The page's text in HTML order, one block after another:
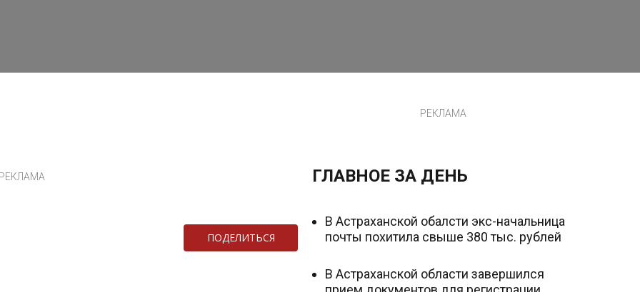
РЕКЛАМА
ПОДЕЛИТЬСЯ
РЕКЛАМА
ГЛАВНОЕ ЗА ДЕНЬ
В Астраханской обалсти экс-начальница
почты похитила свыше 380 тыс. рублей
В Астраханской области завершился